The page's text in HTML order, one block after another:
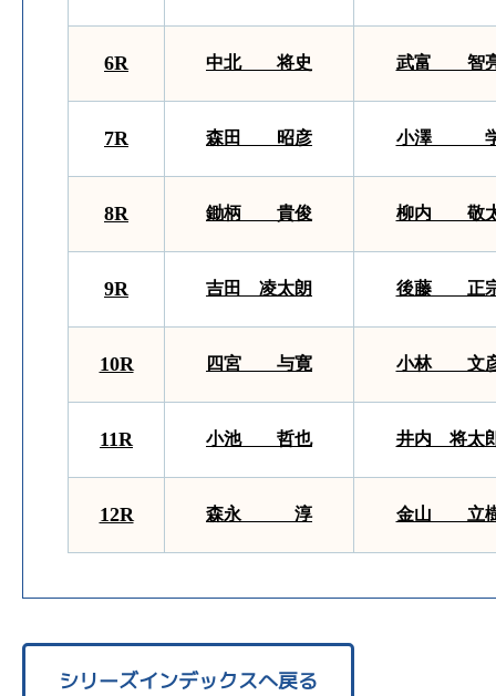
6R 中北 将史 武富 智
7R 森田 昭彦 小澤
8R 鋤柄 貴俊 柳内 敬
9R 吉田 凌太朗 後藤 正
10R 四宮 与寛 小林 文
11R 小池 哲也 井内 将太
12R 森永 淳 金山 立
シリーズインデックスへ戻る